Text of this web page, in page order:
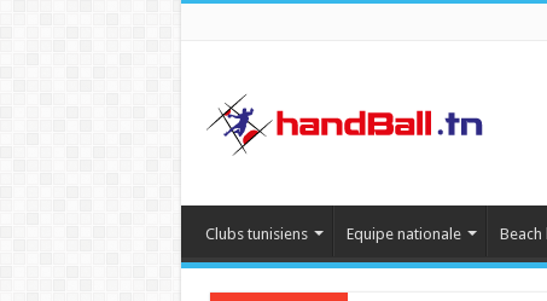
Clubs tunisiens Equipe nationale Beach